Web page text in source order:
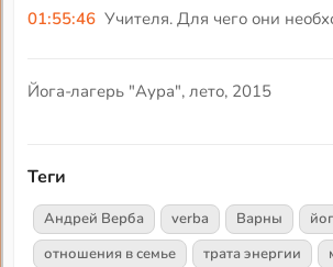
01:55:46 Учителя. Для чего они
Йога-лагерь "Аура", лето, 2015
Теги
Андрей Верба verba Варны
отношения в семье
трата энергии